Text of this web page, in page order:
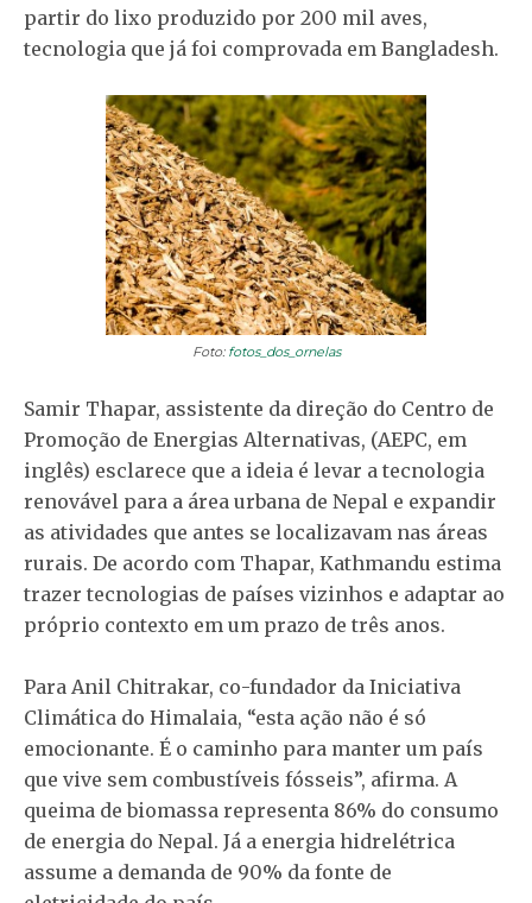
partir do lixo produzido por 200 mil aves,
tecnologia que já foi comprovada em Bangladesh.
Foto: fotos_dos_ornelas
Samir Thapar, assistente da direção do Centro de
Promoção de Energias Alternativas, (AEPC, em
inglês) esclarece que a ideia é levar a tecnologia
renovável para a área urbana de Nepal e expandir
as atividades que antes se localizavam nas áreas
rurais. De acordo com Thapar, Kathmandu estima
trazer tecnologias de países vizinhos e adaptar ao
próprio contexto em um prazo de três anos.
Para Anil Chitrakar, co-fundador da Iniciativa
Climática do Himalaia, “esta ação não é só
emocionante. É o caminho para manter um país
que vive sem combustíveis fósseis”, afirma. A
queima de biomassa representa 86% do consumo
de energia do Nepal. Já a energia hidrelétrica
assume a demanda de 90% da fonte de